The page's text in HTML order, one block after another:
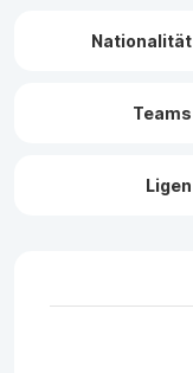
Nationalität
Teams
Ligen